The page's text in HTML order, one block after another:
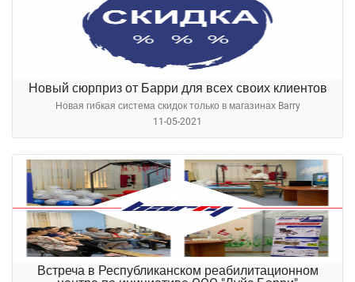
Новый сюрприз от Барри для всех своих клиентов
Новая гибкая система скидок только в магазинах Barry
11-05-2021
Встреча в Республиканском реабилитационном